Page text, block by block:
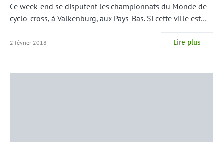
Ce week-end se disputent les championnats du Monde de
cyclo-cross, à Valkenburg, aux Pays-Bas. Si cette ville est…
2 février 2018 Lire plus